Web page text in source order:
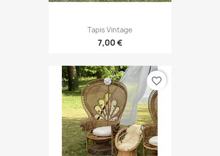
Tapis Vintage
7,00 €
favorite_border